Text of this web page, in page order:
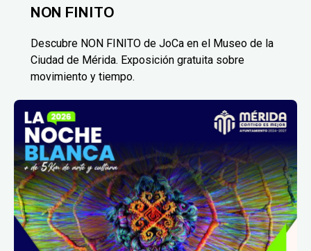
NON FINITO
Descubre NON FINITO de JoCa en el Museo de la
Ciudad de Mérida. Exposición gratuita sobre
movimiento y tiempo.